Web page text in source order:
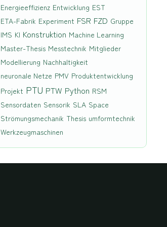
Energieeffizienz Entwicklung EST
ETA-Fabrik Experiment FSR FZD Gruppe
IMS KI Konstruktion Machine Learning
Master-Thesis Messtechnik Mitglieder
Modellierung Nachhaltigkeit
neuronale Netze PMV Produktentwicklung
Projekt PTU PTW Python RSM
Sensordaten Sensorik SLA Space
Strömungsmechanik Thesis umformtechnik
Werkzeugmaschinen